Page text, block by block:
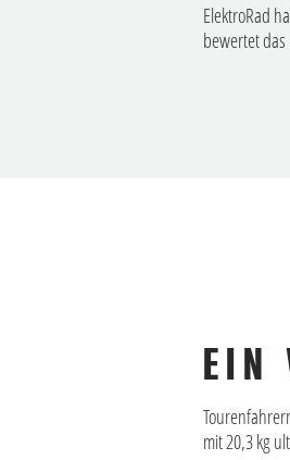
ElektroRad
bewertet
EIN
mit 20,3 kg